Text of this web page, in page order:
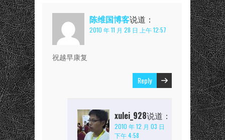
陈维国博客说道：
2010 年 11 月 28 日 上午 12:57
祝越早康复
Reply
xulei_928说道：
2010 年 12 月 03 日
下午 4:58